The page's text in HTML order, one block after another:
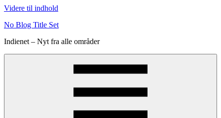
Videre til indhold
No Blog Title Set
Indienet – Nyt fra alle områder